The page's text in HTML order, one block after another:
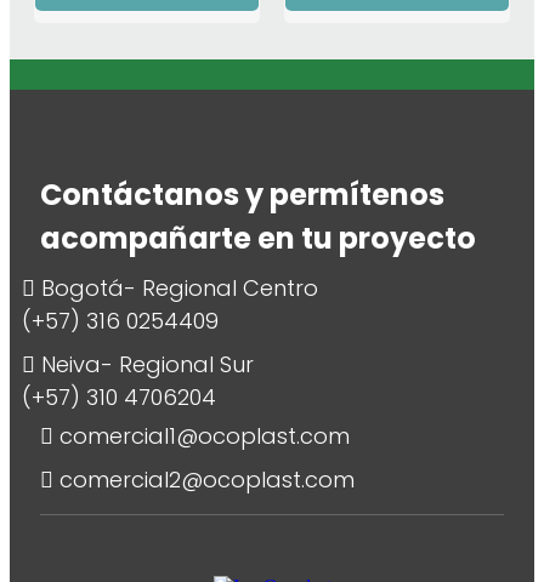
Contáctanos y permítenos
acompañarte en tu proyecto
Bogotá- Regional Centro
(+57) 316 0254409
Neiva- Regional Sur
(+57) 310 4706204
comercial1@ocoplast.com
comercial2@ocoplast.com